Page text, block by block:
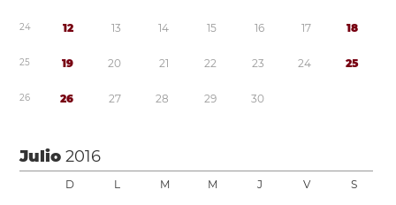
24 12 13 14 15 16 17 18
25 19 20 21 22 23 24 25
26 26 27 28 29 30
Julio2016
D L M M J V S